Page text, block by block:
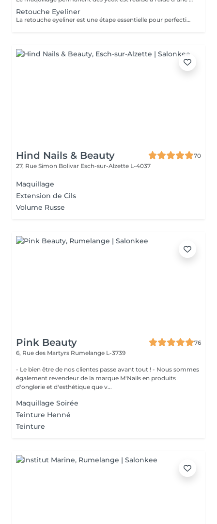
Retouche Eyeliner
La retouche eyeliner est une étape essentielle pour perfectionner le maquillage permanent réalisé précédemment. Elle permet de raviver la couleur, corriger de légères irrégularités et assurer une tenue harmonieuse et durable du pigment. Pourquoi faire une retouche ? Pour intensifier ou ajuster la forme du tracé Pour uniformiser la couleur après la cicatrisation Pour prolonger la durée et la netteté du résultat Pour entretenir un eyeliner fait il y a plusieurs mois Quand la faire ? 4 à 8 semaines après la première séance Puis, en entretien, tous les 12 à 24 mois selon votre peau et vos attentes La retouche garantit un regard toujours frais, défini et parfaitement soigné. Valable uniquement après une prestation réalisée par notre artiste.
Hind Nails & Beauty
70
27, Rue Simon Bolivar Esch-sur-Alzette L-4037
Maquillage
Extension de Cils
Volume Russe
Pink Beauty
76
6, Rue des Martyrs Rumelange L-3739
- Le bien être de nos clientes passe avant tout ! - Nous sommes
également revendeur de la marque M'Nails en produits
d'onglerie et d'esthétique que v...
Maquillage Soirée
Teinture Henné
Teinture